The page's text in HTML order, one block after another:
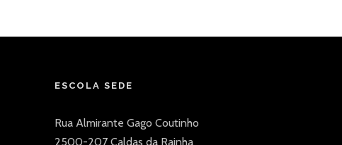
ESCOLA SEDE
Rua Almirante Gago Coutinho
2500-207 Caldas da Rainha